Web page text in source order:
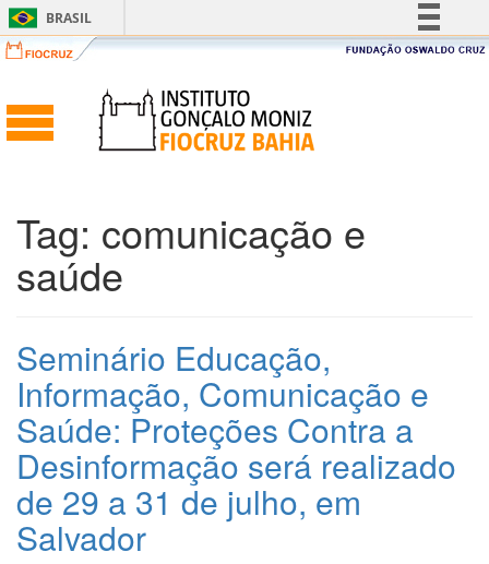
BRASIL
Simplifique!
Acesso à informação
Tag: comunicação e
saúde
Seminário Educação,
Informação, Comunicação e
Saúde: Proteções Contra a
Desinformação será realizado
de 29 a 31 de julho, em
Salvador